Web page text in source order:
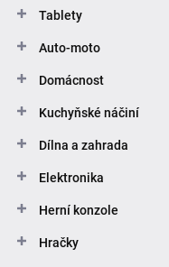
Tablety
Auto-moto
Domácnost
Kuchyňské náčiní
Dílna a zahrada
Elektronika
Herní konzole
Hračky